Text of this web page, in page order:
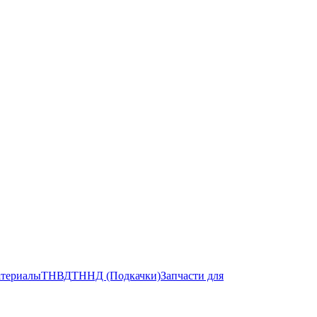
ТНВДТННД (Подкачки)Запчасти для